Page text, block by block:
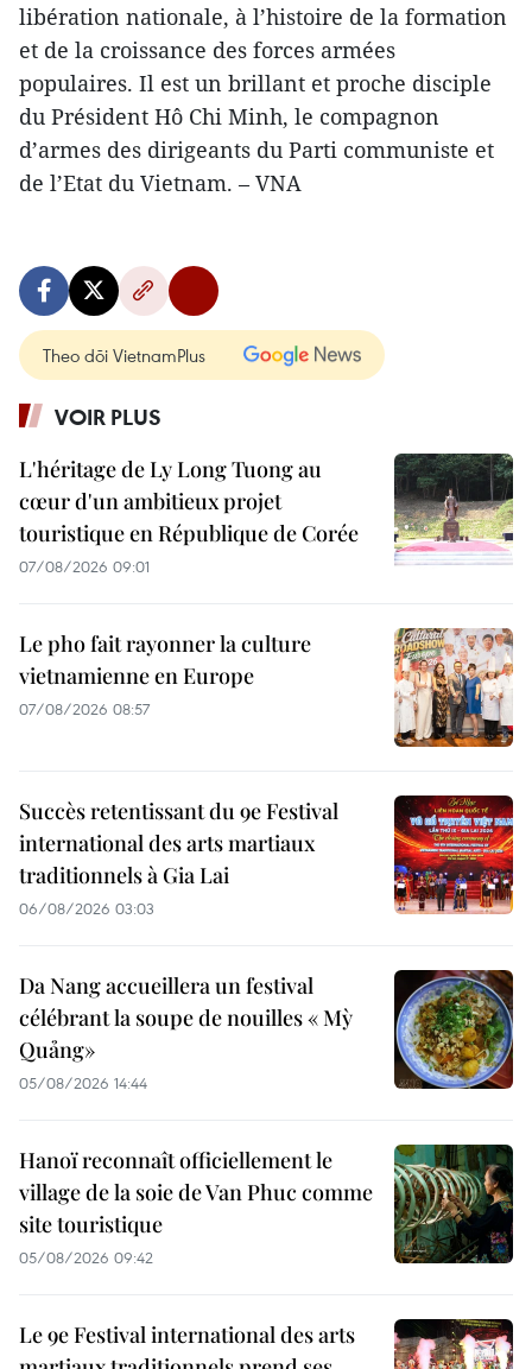
libération nationale, à l’histoire de la formation
et de la croissance des forces armées
populaires. Il est un brillant et proche disciple
du Président Hô Chi Minh, le compagnon
d’armes des dirigeants du Parti communiste et
de l’Etat du Vietnam. – VNA
Theo dõi VietnamPlus
VOIR PLUS
L'héritage de Ly Long Tuong au
cœur d'un ambitieux projet
touristique en République de Corée
07/08/2026 09:01
Le pho fait rayonner la culture
vietnamienne en Europe
07/08/2026 08:57
Succès retentissant du 9e Festival
international des arts martiaux
traditionnels à Gia Lai
06/08/2026 03:03
Da Nang accueillera un festival
célébrant la soupe de nouilles « Mỳ
Quảng»
05/08/2026 14:44
Hanoï reconnaît officiellement le
village de la soie de Van Phuc comme
site touristique
05/08/2026 09:42
Le 9e Festival international des arts